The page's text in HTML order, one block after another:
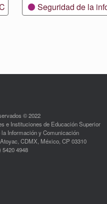
Seguridad de la
© 2022
e Instituciones de Educación Superior
Información y Comunicación
CDMX, México, CP 03310
5420 4948